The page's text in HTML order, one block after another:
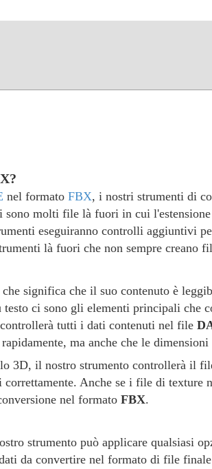
nel formato FBX, i nostri strumenti di
sono molti file là fuori in cui
eseguiranno controlli aggiuntivi
là fuori che non sempre creano
significa che il suo contenuto è
ci sono gli elementi principali
tutti i dati contenuti nel file
ma anche che le
3D, il nostro strumento controllerà il
Anche se i file di texture
nel formato FBX.
strumento può applicare qualsiasi
da convertire nel formato di file finale